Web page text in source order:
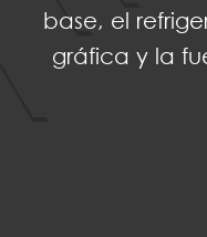
base, el
gráfica y la